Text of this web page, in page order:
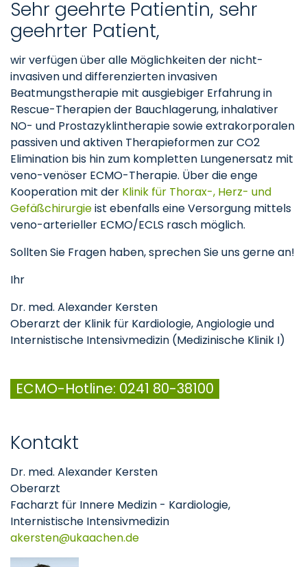
Sehr geehrte Patientin, sehr
geehrter Patient,
wir verfügen über alle Möglichkeiten der nicht-
invasiven und differenzierten invasiven
Beatmungstherapie mit ausgiebiger Erfahrung in
Rescue-Therapien der Bauchlagerung, inhalativer
NO- und Prostazyklintherapie sowie extrakorporalen
passiven und aktiven Therapieformen zur CO2
Elimination bis hin zum kompletten Lungenersatz mit
veno-venöser ECMO-Therapie. Über die enge
Kooperation mit der Klinik für Thorax-, Herz- und
Gefäßchirurgieist ebenfalls eine Versorgung mittels
veno-arterieller ECMO/ECLS rasch möglich.
Sollten Sie Fragen haben, sprechen Sie uns gerne an!
Ihr
Dr. med. Alexander Kersten
Oberarzt der Klinik für Kardiologie, Angiologie und
Internistische Intensivmedizin (Medizinische Klinik I)
ECMO-Hotline: 0241 80-38100
Kontakt
Dr. med. Alexander Kersten
Oberarzt
Facharzt für Innere Medizin - Kardiologie,
Internistische Intensivmedizin
akersten
ukaachende